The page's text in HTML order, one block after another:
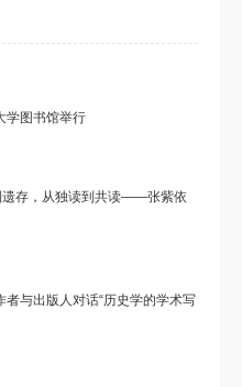
学图书馆举行
遗存，从独读到共读——张紫依
与出版人对话“历史学的学术写